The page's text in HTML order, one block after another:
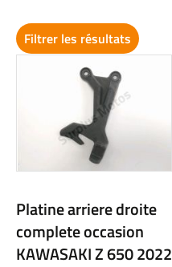
Platine arriere droite
complete occasion
KAWASAKI Z 650 2022
Filtrer les résultats